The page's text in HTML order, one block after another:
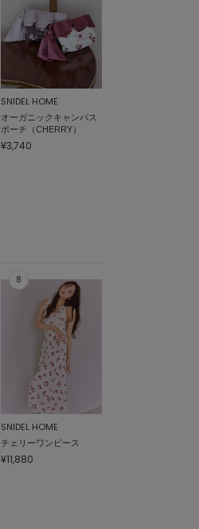
SNIDEL HOME
オーガニックキャンバス
ポーチ（CHERRY）
¥3,740
SNIDEL HOME
チェリーワンピース
¥11,880